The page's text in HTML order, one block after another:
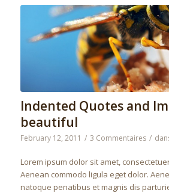
Indented Quotes and
beautiful
February 12, 2011 / 3 Commentaires /
Lorem ipsum dolor sit amet,
Aenean commodo ligula eget dolor.
natoque penatibus et magnis dis